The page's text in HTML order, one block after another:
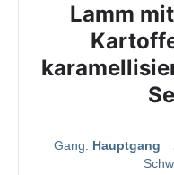
Lamm
Gang: Hauptgang